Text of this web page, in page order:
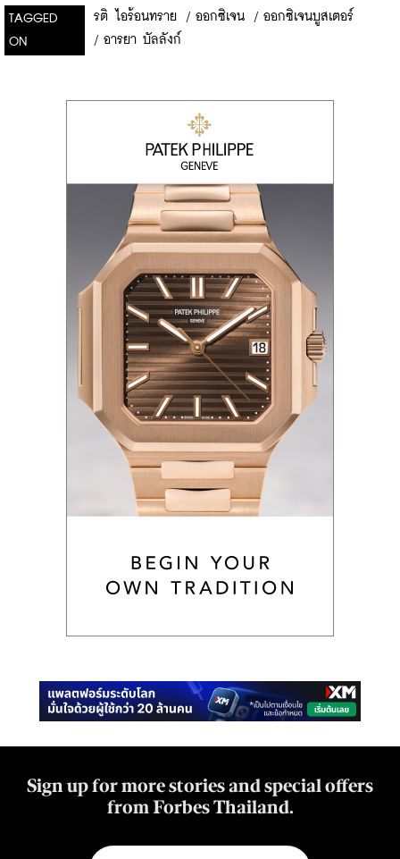
TAGGED
ON
รติ ไอร้อนทราย / ออกซิเจน / ออกซิเจนบูสเตอร์
/ อารยา บัลลังก์
Sign up for more stories and special offers
from Forbes Thailand.